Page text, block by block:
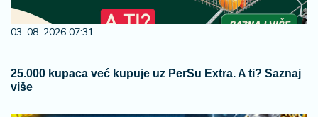
03. 08. 2026 07:31
25.000 kupaca već kupuje uz PerSu Extra. A ti? Saznaj
više